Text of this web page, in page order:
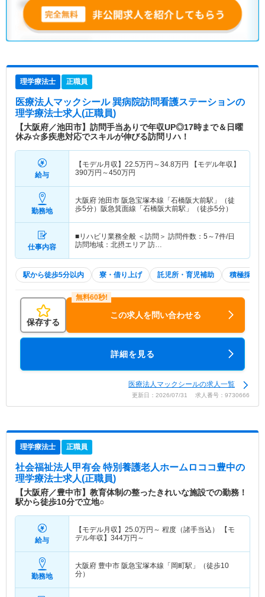
理学療法士 正職員
医療法人マックシール 巽病院訪問看護ステーションの
理学療法士求人(正職員)
【大阪府／池田市】訪問手当ありで年収UP◎17時まで＆日曜
休み☆多疾患対応でスキルが伸びる訪問リハ！
給与
【モデル月収】 22.5万円～34.8万円
【モデル年収】
390万円～450万円
勤務地
大阪府 池田市 阪急宝塚本線「石橋阪大前駅」（徒
歩5分）阪急箕面線「石橋阪大前駅」（徒歩5分）
仕事内容
■リハビリ業務全般 ＜訪問＞ 訪問件数：5～7件/日
訪問地域：北摂エリア 訪…
駅から徒歩5分以内 寮・借り上げ 託児所・育児補助 積極採用中
保存する
この求人を問い合わせる
詳細を見る
医療法人マックシールの求人一覧
更新日：2026/07/31 求人番号：9730666
理学療法士 正職員
社会福祉法人甲有会 特別養護老人ホームロココ豊中の
理学療法士求人(正職員)
【大阪府／豊中市】教育体制の整ったきれいな施設での勤務！
駅から徒歩10分で立地○
給与
【モデル月収】 25.0万円～ 程度（諸手当込） 【モ
デル年収】 344万円～
勤務地
大阪府 豊中市 阪急宝塚本線「岡町駅」（徒歩10
分）